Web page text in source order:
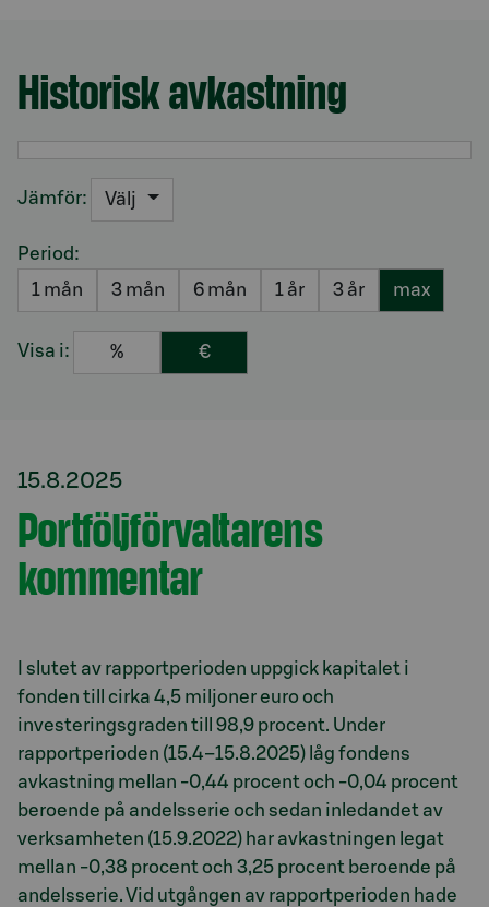
Avsnitt med titel Historisk avkastning
Historisk avkastning
Jämför: Välj
Period:
1 mån
3 mån 6 mån 1 år 3 år max
Visa i: % €
15.8.2025
Portföljförvaltarens
kommentar
I slutet av rapportperioden uppgick kapitalet i
fonden till cirka 4,5 miljoner euro och
investeringsgraden till 98,9 procent. Under
rapportperioden (15.4–15.8.2025) låg fondens
avkastning mellan -0,44 procent och -0,04 procent
beroende på andelsserie och sedan inledandet av
verksamheten (15.9.2022) har avkastningen legat
mellan -0,38 procent och 3,25 procent beroende på
andelsserie. Vid utgången av rapportperioden hade